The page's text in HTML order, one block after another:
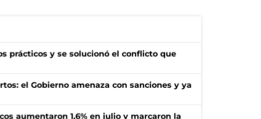
prácticos y se solucionó el conflicto que
el Gobierno amenaza con sanciones y ya
aumentaron 1,6% en julio y marcaron la